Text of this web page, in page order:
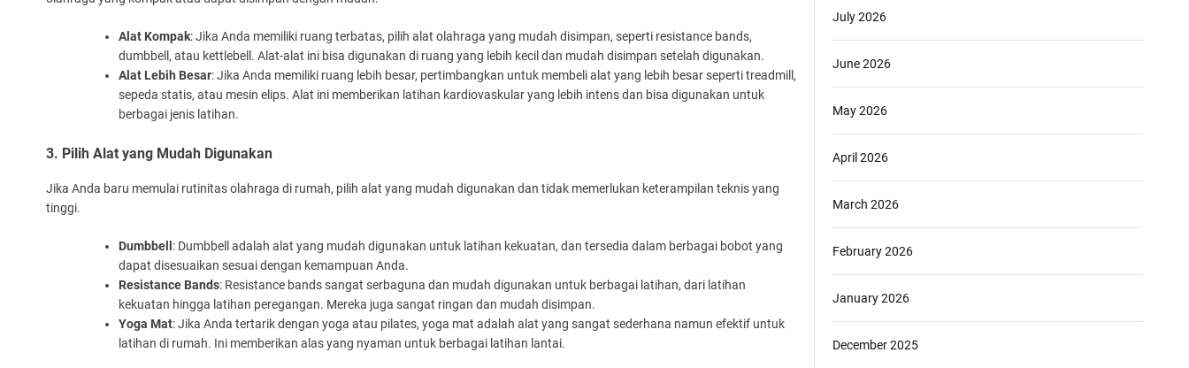
Alat Kompak: Jika Anda memiliki ruang terbatas, pilih alat olahraga yang mudah disimpan, seperti resistance bands,
dumbbell, atau kettlebell. Alat-alat ini bisa digunakan di ruang yang lebih kecil dan mudah disimpan setelah digunakan.
Alat Lebih Besar: Jika Anda memiliki ruang lebih besar, pertimbangkan untuk membeli alat yang lebih besar seperti treadmill,
sepeda statis, atau mesin elips. Alat ini memberikan latihan kardiovaskular yang lebih intens dan bisa digunakan untuk
berbagai jenis latihan.
3. Pilih Alat yang Mudah Digunakan
Jika Anda baru memulai rutinitas olahraga di rumah, pilih alat yang mudah digunakan dan tidak memerlukan keterampilan teknis yang
tinggi.
Dumbbell : Dumbbell adalah alat yang mudah digunakan untuk latihan kekuatan, dan tersedia dalam berbagai bobot yang
dapat disesuaikan sesuai dengan kemampuan Anda.
Resistance Bands: Resistance bands sangat serbaguna dan mudah digunakan untuk berbagai latihan, dari latihan
kekuatan hingga latihan peregangan. Mereka juga sangat ringan dan mudah disimpan.
Yoga Mat: Jika Anda tertarik dengan yoga atau pilates, yoga mat adalah alat yang sangat sederhana namun efektif untuk
latihan di rumah. Ini memberikan alas yang nyaman untuk berbagai latihan lantai.
July 2026
June 2026
May 2026
April 2026
March 2026
February 2026
January 2026
December 2025